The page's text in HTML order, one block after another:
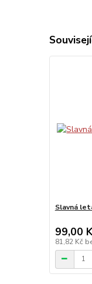
Slavná
99,00
81,82 Kč